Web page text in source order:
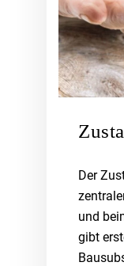
Der
und
gibt